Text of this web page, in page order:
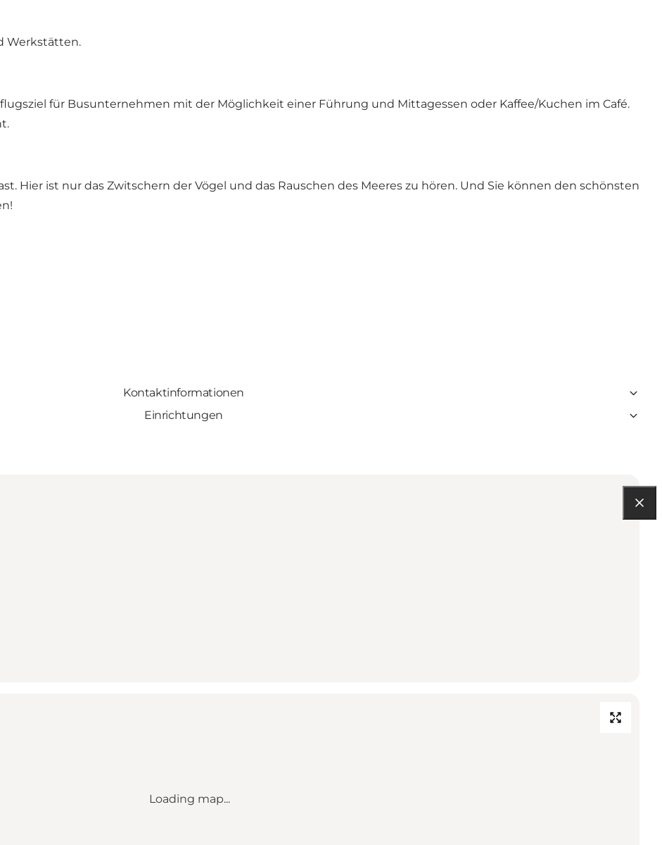
Werkstätten.
für Busunternehmen mit der Möglichkeit einer Führung und Mittagessen oder Kaffee/Kuchen im Café.
Hier ist nur das Zwitschern der Vögel und das Rauschen des Meeres zu hören. Und Sie können den schönsten
Kontaktinformationen
Einrichtungen
Loading map...